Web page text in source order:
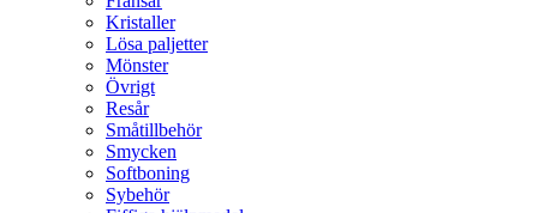
Kristaller
Lösa paljetter
Mönster
Övrigt
Resår
Småtillbehör
Smycken
Softboning
Sybehör